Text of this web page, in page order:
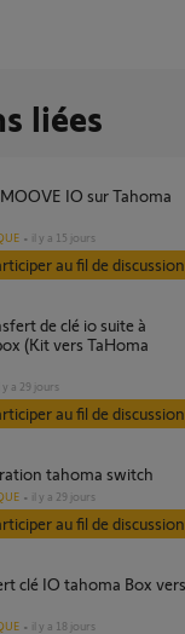
liées
il y a 15 jours
au fil de discussion
(Kit vers TaHoma
il y a 29 jours
au fil de discussion
tahoma switch
il y a 29 jours
au fil de discussion
il y a 18 jours